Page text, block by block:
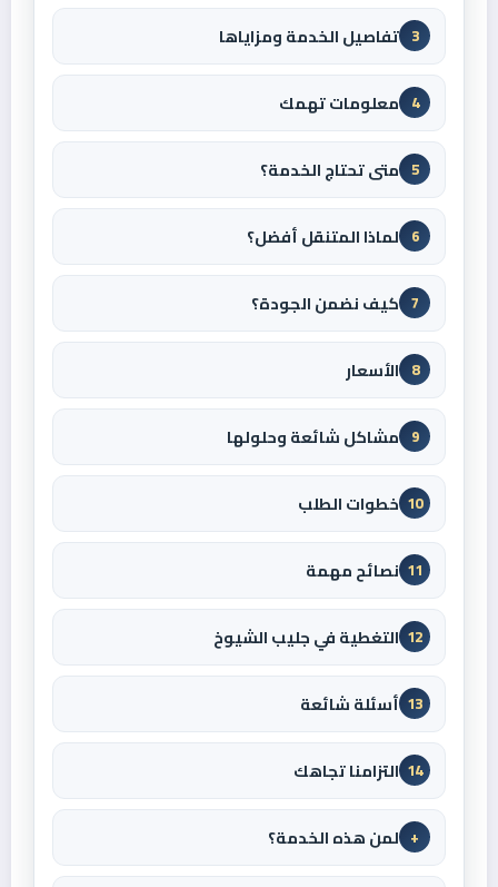
3 تفاصيل الخدمة ومزاياها
4 معلومات تهمك
5 متى تحتاج الخدمة؟
6 لماذا المتنقل أفضل؟
7 كيف نضمن الجودة؟
8 الأسعار
9 مشاكل شائعة وحلولها
10 خطوات الطلب
11 نصائح مهمة
12 التغطية في جليب الشيوخ
13 أسئلة شائعة
14 التزامنا تجاهك
+ لمن هذه الخدمة؟